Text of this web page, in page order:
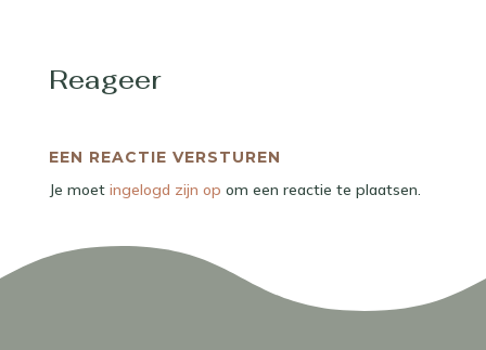
Reageer
EEN REACTIE VERSTUREN
Je moet ingelogd zijn op om een reactie te plaatsen.